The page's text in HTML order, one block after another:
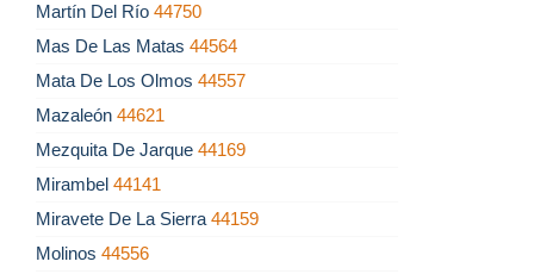
Martín Del Río 44750
Mas De Las Matas 44564
Mata De Los Olmos 44557
Mazaleón 44621
Mezquita De Jarque 44169
Mirambel 44141
Miravete De La Sierra 44159
Molinos 44556